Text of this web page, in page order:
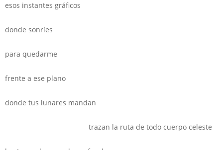
esos instantes gráficos
donde sonríes
para quedarme
frente a ese plano
donde tus lunares mandan
trazan la ruta de todo cuerpo celeste